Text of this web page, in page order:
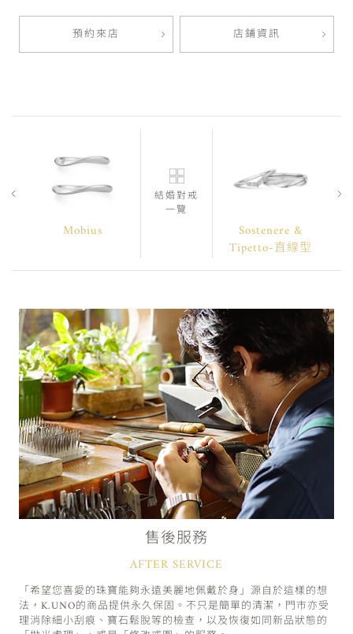
預約來店 店鋪資訊
Mobius
結婚對戒
一覽
Sostenere &
Tipetto-直線型
售後服務
AFTER SERVICE
「希望您喜愛的珠寶能夠永遠美麗地佩戴於身」源自於這樣的想
法，K.UNO的商品提供永久保固。不只是簡單的清潔，門市亦受
理消除細小刮痕、寶石鬆脫等的檢查，以及恢復如同新品狀態的